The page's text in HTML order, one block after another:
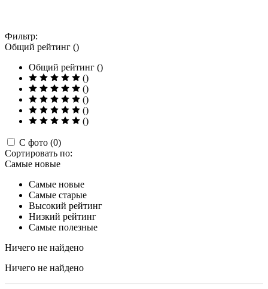
Фильтр:
Общий рейтинг ()
Общий рейтинг ()
()
()
()
()
()
С фото (0)
Сортировать по:
Самые новые
Самые новые
Самые старые
Высокий рейтинг
Низкий рейтинг
Самые полезные
Ничего не найдено
Ничего не найдено